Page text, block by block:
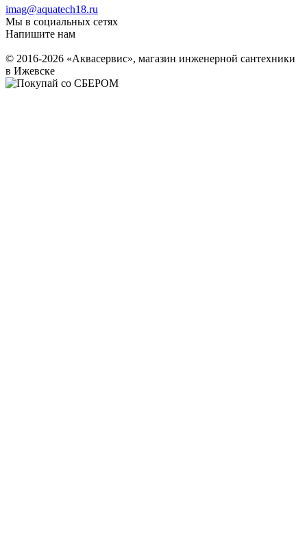
imag@aquatech18.ru
Мы в социальных сетях
Напишите нам
© 2016-2026 «Аквасервис», магазин инженерной сантехники
в Ижевске